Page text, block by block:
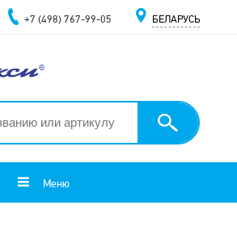
+7 (498) 767-99-05 БЕЛАРУСЬ
Меню